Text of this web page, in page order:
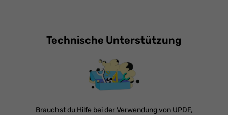
Technische Unterstützung
Brauchst du Hilfe bei der Verwendung von UPDF,